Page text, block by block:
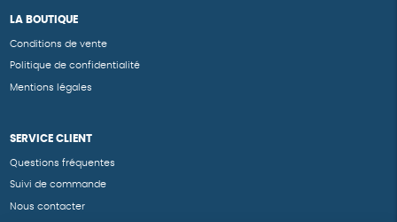
LA BOUTIQUE
Conditions de vente
Politique de confidentialité
Mentions légales
SERVICE CLIENT
Questions fréquentes
Suivi de commande
Nous contacter